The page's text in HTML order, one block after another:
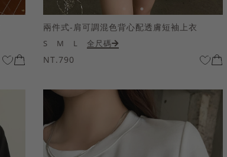
兩件式-肩可調混色背心配透膚短袖上衣
S M L 全尺碼
NT.790